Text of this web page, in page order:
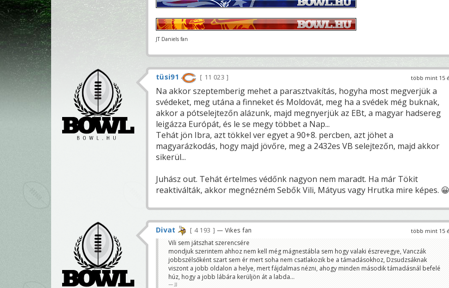
JT Daniels fan
több mint 15
tüsi91 11 023
Na akkor szeptemberig mehet a parasztvakítás, hogyha most megverjük a
svédeket, meg utána a finneket és Moldovát, meg ha a svédek még buknak,
akkor a pótselejtezőn alázunk, majd megnyerjük az EBt, a magyar hadsereg
leigázza Európát, és le se megy többet a Nap...
Tehát jön Ibra, azt tökkel ver egyet a 90+8. percben, azt jöhet a
magyarázkodás, hogy majd jövőre, meg a 2432es VB selejtezőn, majd akkor
sikerül...
Juhász out. Tehát értelmes védőnk nagyon nem maradt. Ha már Tökit
reaktiválták, akkor megnézném Sebők Vili, Mátyus vagy Hrutka mire képes. 😀
több mint 15
Divat 4 193 — Vikes fan
Vili sem játszhat szerencsére
mondjuk szerintem ahhoz nem kell még mágnestábla sem hogy valaki észrevegye, Vanczák
jobbszélsőként szart sem ér mert soha nem csatlakozik be a támadásokhoz, Dzsudzsáknak
viszont a jobb oldalon a helye, mert fájdalmas nézni, ahogy minden második támadásnál befelé
húz, hogy a jobb lábára kerüljön át a labda...
JJ